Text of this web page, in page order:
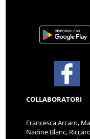
COLLABORATORI
Francesca Arcaro,
Nadine Blanc,